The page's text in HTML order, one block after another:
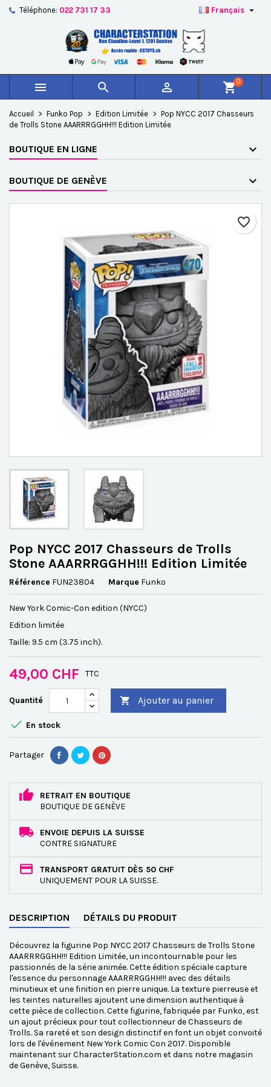
Téléphone: 022 731 17 33 Français 
   shopping_cart0
Accueil Funko Pop Edition Limitée
Pop NYCC 2017 Chasseurs
de Trolls Stone AAARRRGGHH!!! Edition Limitée
BOUTIQUE EN LIGNE
BOUTIQUE DE GENÈVE
favorite_border
Pop NYCC 2017 Chasseurs de Trolls
Stone AAARRRGGHH!!! Edition Limitée
Référence FUN23804 Marque Funko
New York Comic-Con edition (NYCC)
Edition limitée
Taille: 9.5 cm (3.75 inch).
49,00 CHF TTC
Quantité  Ajouter au panier
 En stock
Partager
RETRAIT EN BOUTIQUE
BOUTIQUE DE GENÈVE
ENVOIE DEPUIS LA SUISSE
CONTRE SIGNATURE
TRANSPORT GRATUIT DÈS 50 CHF
UNIQUEMENT POUR LA SUISSE.
DESCRIPTION DÉTAILS DU PRODUIT
Découvrez la figurine Pop NYCC 2017 Chasseurs de Trolls Stone
AAARRRGGHH!!! Edition Limitée, un incontournable pour les
passionnés de la série animée. Cette édition spéciale capture
l'essence du personnage AAARRRGGHH!!! avec des détails
minutieux et une finition en pierre unique. La texture pierreuse et
les teintes naturelles ajoutent une dimension authentique à
cette pièce de collection. Cette figurine, fabriquée par Funko, est
un ajout précieux pour tout collectionneur de Chasseurs de
Trolls. Sa rareté et son design distinctif en font un objet convoité
lors de l'événement New York Comic Con 2017. Disponible
maintenant sur CharacterStation.com et dans notre magasin
de Genève, Suisse.
Créer une nouvelle liste
Nom de la liste d'envies
Annuler Créer une liste d'envies
Vous devez être connecté pour ajouter des produits à
votre liste d'envies.